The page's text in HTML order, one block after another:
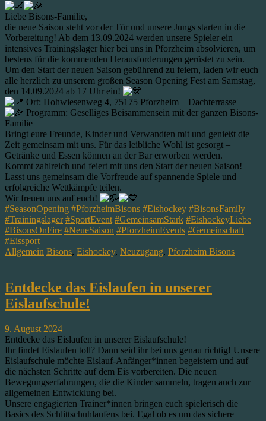
Liebe Bisons-Familie,
die neue Saison steht vor der Tür und unsere Jungs starten in die
Vorbereitung! Ab dem 13.09.2024 werden unsere Spieler ein
intensives Trainingslager hier bei uns in Pforzheim absolvieren, um
bestens für die kommenden Herausforderungen gerüstet zu sein.
Um den Start der neuen Saison gebührend zu feiern, laden wir euch
alle herzlich zu unserem großen Season Opening Fest am Samstag,
den 14.09.2024 ab 17 Uhr ein!
Ort: Hohwiesenweg 4, 75175 Pforzheim – Dachterrasse
Programm: Geselliges Beisammensein mit der ganzen Bisons-
Familie
Bringt eure Freunde, Kinder und Verwandten mit und genießt die
Zeit gemeinsam mit uns. Für das leibliche Wohl ist gesorgt –
Getränke und Essen können an der Bar erworben werden.
Kommt zahlreich und feiert mit uns den Start der neuen Saison!
Lasst uns gemeinsam die Vorfreude auf spannende Spiele und
erfolgreiche Wettkämpfe teilen.
Wir freuen uns auf euch!
#SeasonOpening #PforzheimBisons #Eishockey #BisonsFamily
#Trainingslager #SportEvent #GemeinsamStark #EishockeyLiebe
#BisonsOnFire #NeueSaison #PforzheimEvents #Gemeinschaft
#Eissport
Allgemein Bisons, Eishockey, Neuzugang, Pforzheim Bisons
Entdecke das Eislaufen in unserer
Eislaufschule!
9. August 2024
Entdecke das Eislaufen in unserer Eislaufschule!
Ihr findet Eislaufen toll? Dann seid ihr bei uns genau richtig! Unsere
Eislaufschule möchte Eislauf-Anfänger*innen begeistern und auf
die nächsten Schritte auf dem Eis vorbereiten. Die neuen
Bewegungserfahrungen, die die Kinder sammeln, tragen auch zur
allgemeinen Entwicklung bei.
Unsere engagierten Trainer*innen bringen euch spielerisch die
Basics des Schlittschuhlaufens bei. Egal ob es um das sichere